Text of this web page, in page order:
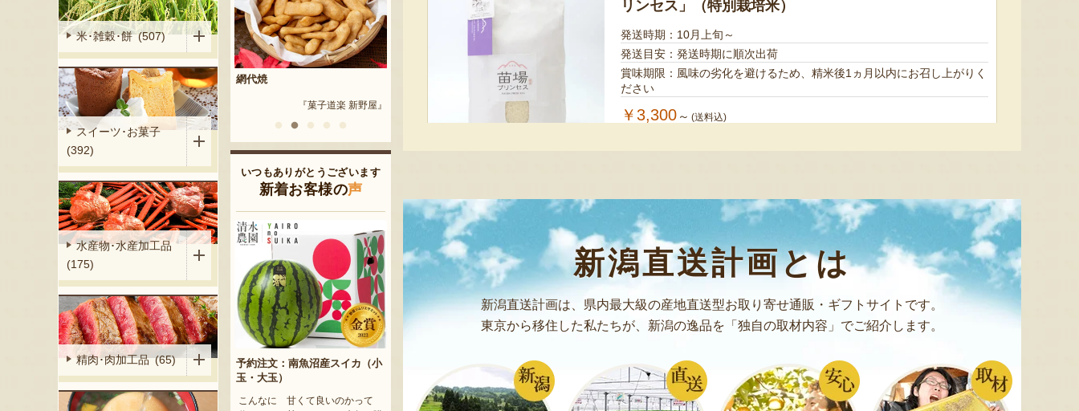
リンセス」（特別栽培米）
発送時期：10月上旬～
発送目安：発送時期に順次出荷
賞味期限：風味の劣化を避けるため、精米後1ヵ月以内にお召し上がりく
ださい
￥3,300 ～ (送料込)
自然豊かな津南町で育った魚沼産コシヒカリのパックご飯です。1パックでお茶碗約1膳分。容器のま
ま電子レンジで温めてください。食べごたえのあるもちもち食感と甘みは、まさに新潟が誇るブラン
ド米！
魚沼産コシヒカリのパックごはん（特別栽培米）
お客様の声 1件
発送時期：通年
発送目安：3～5日後
￥3,800～(送料込)
新潟直送計画とは
新潟直送計画は、県内最大級の産地直送型お取り寄せ通販・ギフトサイトです。
東京から移住した私たちが、新潟の逸品を「独自の取材内容」でご紹介します。
米･雑穀･餅 (507)
スイーツ･お菓子
(392)
水産物･水産加工品
(175)
精肉･肉加工品 (65)
『土田農園』
網代焼
『菓子道楽 新野屋』
新潟産 黒埼茶豆（小平方地区）
『野崎農園』
新潟産 黒埼茶豆（小平方地区）
『野崎農園』
新潟産 黒埼茶豆（小平方地区） 梨（贈答用・家庭用） 網代焼
いつもありがとうございます
新着お客様の声
予約注文：南魚沼産スイカ（小
玉・大玉）
こんなに 甘くて良いのかって